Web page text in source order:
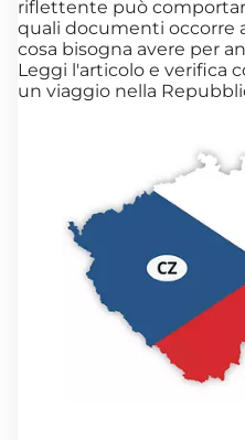
riflettente può
quali documenti occorre
cosa bisogna avere per
Leggi l'articolo e verifica
un viaggio nella